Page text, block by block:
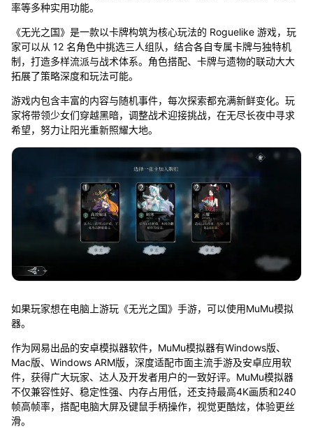
率等多种实用功能。
《无光之国》是一款以卡牌构筑为核心玩法的 Roguelike 游戏，玩
家可以从 12 名角色中挑选三人组队，结合各自专属卡牌与独特机
制，打造多样流派与战术体系。角色搭配、卡牌与遗物的联动大大
拓展了策略深度和玩法可能。
游戏内包含丰富的内容与随机事件，每次探索都充满新鲜变化。玩
家将带领少女们穿越黑暗，调整战术迎接挑战，在无尽长夜中寻求
希望，努力让阳光重新照耀大地。
如果玩家想在电脑上游玩《无光之国》手游，可以使用MuMu模拟
器。
作为网易出品的安卓模拟器软件，MuMu模拟器有Windows版、
Mac版、Windows ARM版，深度适配市面主流手游及安卓应用软
件，获得广大玩家、达人及开发者用户的一致好评。MuMu模拟器
不仅兼容性好、稳定性强、内存占用低，还支持最高4K画质和240
帧高帧率，搭配电脑大屏及键鼠手柄操作，视觉更酷炫，体验更丝
滑。